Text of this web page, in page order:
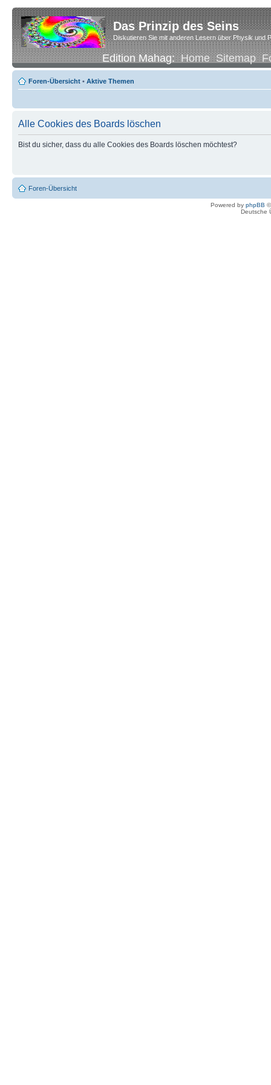
Das Prinzip des Seins
Diskutieren Sie mit anderen Lesern über Physik und
Edition Mahag:Home Sitemap
Foren-Übersicht • Aktive Themen
Alle Cookies des Boards löschen
Bist du sicher, dass du alle Cookies des Boards löschen möchtest?
Foren-Übersicht
Powered by phpBB
Deutsche